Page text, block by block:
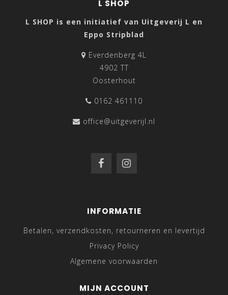
L SHOP
L SHOP is een initiatief van Uitgeverij L en
Eppo Stripblad
Everdenberg 4L
4902 TT
Oosterhout
0162 461110
office@uitgeverijl.nl
INFORMATIE
Betalen, verzendkosten, retourneren en levertijd
Privacy Policy
Algemene voorwaarden
MIJN ACCOUNT